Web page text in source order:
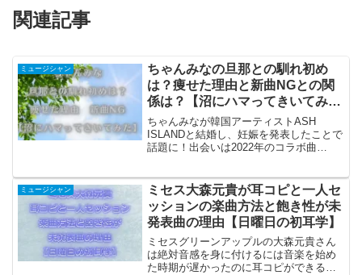
関連記事
ミュージシャン
ちゃんみなの旦那との馴れ初め
は？痩せた理由と新曲NGとの関
係は？【沼にハマってきいてみ
た】
ちゃんみなが韓国アーティストASH
ISLANDと結婚し、妊娠を発表したことで
話題に！出会いは2022年のコラボ曲
ISLANDとの愛も描かれています。
ミュージシャン
ミセス大森元貴が耳コピと一人セ
ッションの楽曲方法と飽き性が未
発表曲の理由【日曜日の初耳学】
ミセスグリーンアップルの大森元貴さん
は絶対音感を身に付けるには音楽を始め
た時期が遅かったのに耳コピができる理